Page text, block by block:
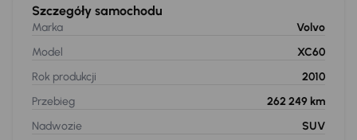
Szczegóły samochodu
Marka
Volvo
Model
XC60
Rok produkcji
2010
Przebieg
262 249 km
Nadwozie
SUV